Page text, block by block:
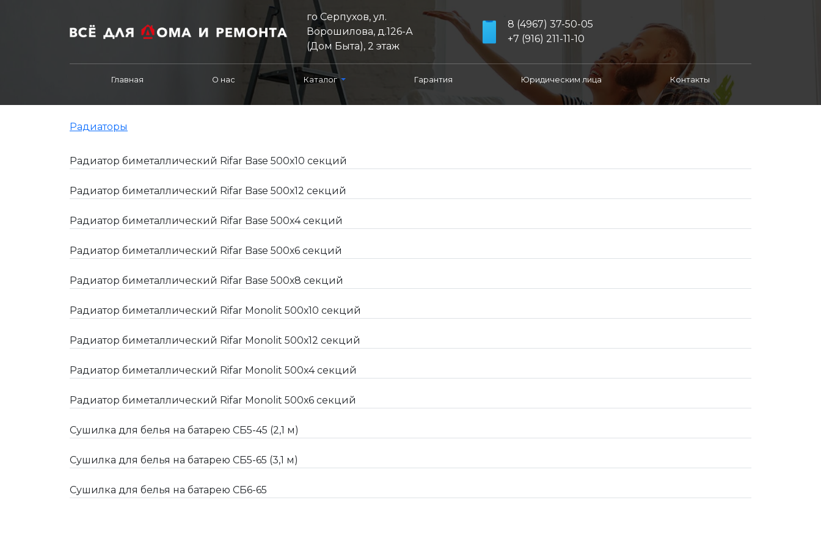
го Серпухов, ул.
Ворошилова, д.126-А
(Дом Быта), 2 этаж
8 (4967) 37-50-05
+7 (916) 211-11-10
Главная О нас Каталог Гарантия Юридическим лица Контакты
Радиаторы
Радиатор биметаллический Rifar Base 500х10 секций
Радиатор биметаллический Rifar Base 500х12 секций
Радиатор биметаллический Rifar Base 500х4 секций
Радиатор биметаллический Rifar Base 500х6 секций
Радиатор биметаллический Rifar Base 500х8 секций
Радиатор биметаллический Rifar Monolit 500х10 секций
Радиатор биметаллический Rifar Monolit 500х12 секций
Радиатор биметаллический Rifar Monolit 500х4 секций
Радиатор биметаллический Rifar Monolit 500х6 секций
Сушилка для белья на батарею СБ5-45 (2,1 м)
Сушилка для белья на батарею СБ5-65 (3,1 м)
Сушилка для белья на батарею СБ6-65